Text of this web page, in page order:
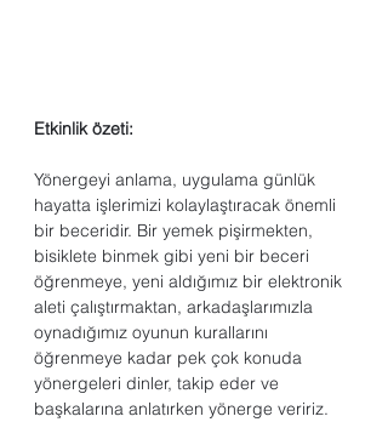
Etkinlik özeti:
Yönergeyi anlama, uygulama günlük
hayatta işlerimizi kolaylaştıracak önemli
bir beceridir. Bir yemek pişirmekten,
bisiklete binmek gibi yeni bir beceri
öğrenmeye, yeni aldığımız bir elektronik
aleti çalıştırmaktan, arkadaşlarımızla
oynadığımız oyunun kurallarını
öğrenmeye kadar pek çok konuda
yönergeleri dinler, takip eder ve
başkalarına anlatırken yönerge veririz.